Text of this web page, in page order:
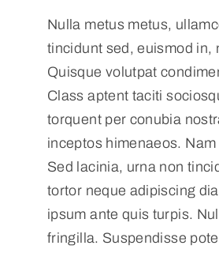
Nulla metus metus,
tincidunt sed, euismod in,
Quisque volutpat
Class aptent taciti
torquent per conubia
inceptos himenaeos.
Sed lacinia, urna non
tortor neque adipiscing
ipsum ante quis turpis.
fringilla. Suspendisse